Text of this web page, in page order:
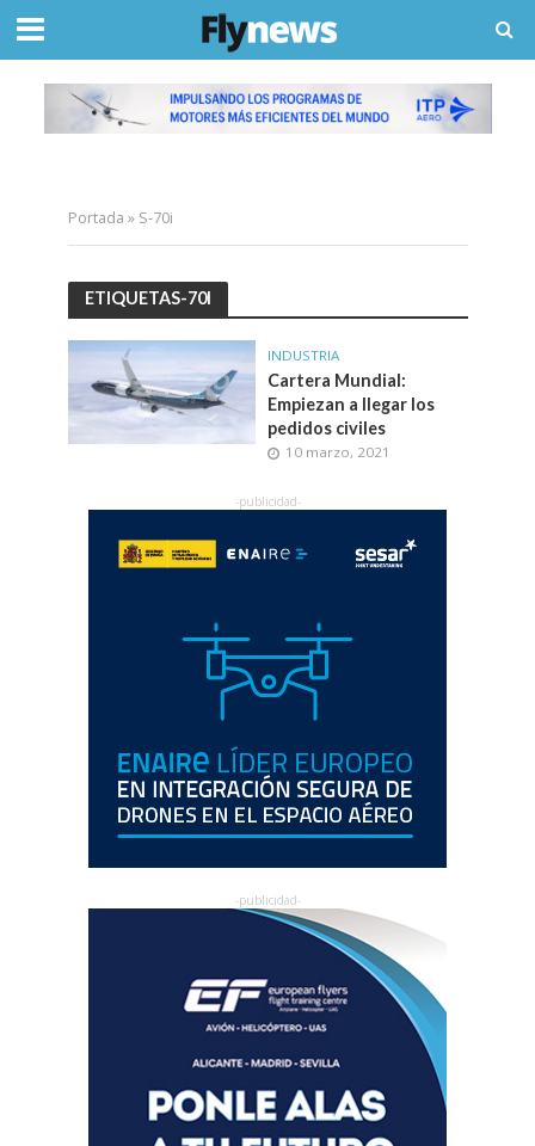
Portada » S-70i
ETIQUETAS-70I
INDUSTRIA
Cartera Mundial:
Empiezan a llegar los
pedidos civiles
10 marzo, 2021